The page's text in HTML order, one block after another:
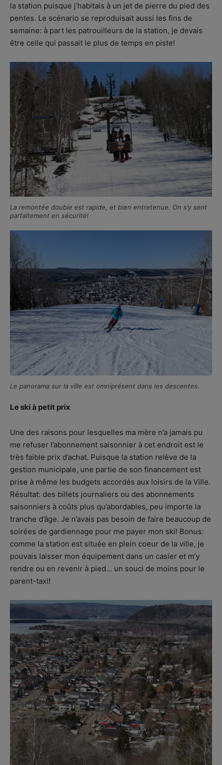
la station puisque j’habitais à un jet de pierre du pied des
pentes. Le scénario se reproduisait aussi les fins de
semaine: à part les patrouilleurs de la station, je devais
être celle qui passait le plus de temps en piste!
La remontée double est rapide, et bien entretenue. On s’y sent
parfaitement en sécurité!
Le panorama sur la ville est omniprésent dans les descentes.
Le ski à petit prix
Une des raisons pour lesquelles ma mère n’a jamais pu
me refuser l’abonnement saisonnier à cet endroit est le
très faible prix d’achat. Puisque la station relève de la
gestion municipale, une partie de son financement est
prise à même les budgets accordés aux loisirs de la Ville.
Résultat: des billets journaliers ou des abonnements
saisonniers à coûts plus qu’abordables, peu importe la
tranche d’âge. Je n’avais pas besoin de faire beaucoup de
soirées de gardiennage pour me payer mon ski! Bonus:
comme la station est située en plein coeur de la ville, je
pouvais laisser mon équipement dans un casier et m’y
rendre ou en revenir à pied… un souci de moins pour le
parent-taxi!